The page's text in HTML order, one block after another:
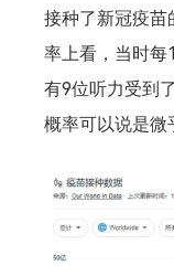
接种了新冠疫苗
率上看，当时每
有9位听力受到
概率可以说是微